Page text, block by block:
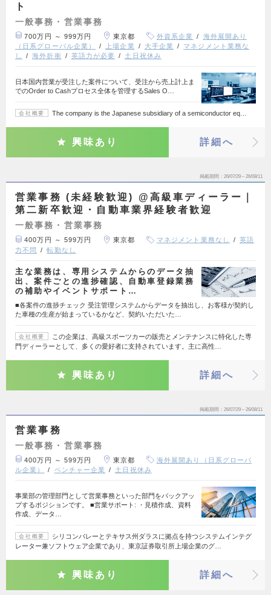
ト
一般事務・営業事務
700万円 ～ 999万円 東京都 外資系企業
海外展開あり
（日系グローバル企業）
上場企業 大手企業
マネジメント業務な
し
海外折衝 英語力が必要 土日祝休み
日本国内営業が受注した案件について、受注から売上計上ま
でのOrder to Cashプロセス全体を管理するSales O…
会社概要 The company is the Japanese subsidiary of a semiconductor eq…
興味あり 詳細へ
掲載期間 26/07/29～26/08/11
営業事務 (未経験歓迎) @高級車ディーラー｜
第二新卒歓迎・自動車業界経験者歓迎
一般事務・営業事務
400万円 ～ 599万円 東京都 マネジメント業務なし
英語
力不問
転勤なし
主な業務は、専用システムからのデータ抽
出、案件ごとの進捗確認、自動車登録業務
の補助やイベントサポート…
■各案件の進捗チェック 受注管理システムからデータを抽出し、お客様が契約し
た車種の生産が始まっているかなど、契約いただいた…
会社概要
この企業は、高級スポーツカーの販売とメンテナンスに特化した専
門ディーラーとして、多くの愛好者に支持されています。主に高性…
興味あり 詳細へ
掲載期間 26/07/29～26/08/11
営業事務
一般事務・営業事務
400万円 ～ 599万円 東京都
海外展開あり（日系グローバ
ル企業）
ベンチャー企業 土日祝休み
事業部の管理部門として営業事務といった部門をバックアッ
プするポジションです。 ■営業サポート: ・見積作成、資料
作成、データ…
会社概要
シリコンバレーとテキサス州ダラスに拠点を持つシステムインテグ
レーター兼ソフトウェア企業であり、東京証券取引所上場企業のグ…
興味あり 詳細へ